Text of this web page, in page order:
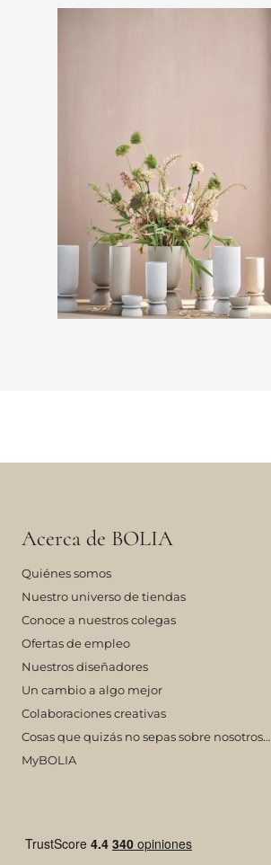
Acerca de BOLIA
Quiénes somos
Nuestro universo de tiendas
Conoce a nuestros colegas
Ofertas de empleo
Nuestros diseñadores
Un cambio a algo mejor
Colaboraciones creativas
Cosas que quizás no sepas sobre nosotros…
MyBOLIA